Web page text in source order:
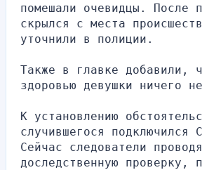
помешали очевидцы. После
скрылся с места
уточнили в полиции.
Также в главке добавили,
здоровью девушки ничего
К установлению
случившегося подключился
Сейчас следователи
доследственную проверку,